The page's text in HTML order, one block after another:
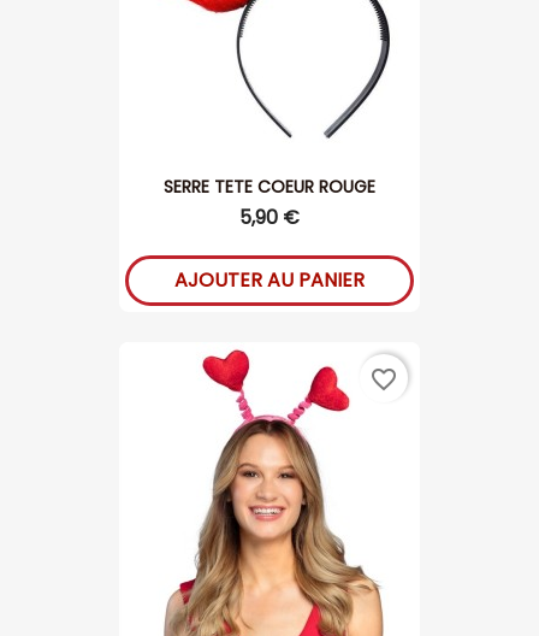
SERRE TETE COEUR ROUGE
5,90 €
AJOUTER AU PANIER
favorite_border